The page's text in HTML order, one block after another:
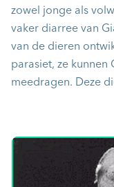
zowel jonge als
vaker diarree van
van de dieren
parasiet, ze kunnen
meedragen. Deze